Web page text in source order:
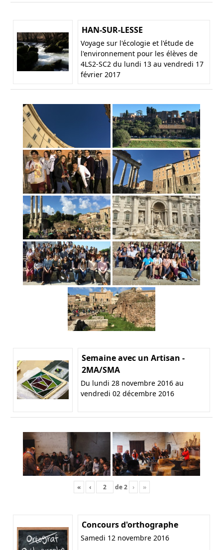
HAN-SUR-LESSE
Voyage sur l'écologie et l'étude de
l'environnement pour les élèves de
4LS2-SC2 du lundi 13 au vendredi 17
février 2017
Semaine avec un Artisan -
2MA/SMA
Du lundi 28 novembre 2016 au
vendredi 02 décembre 2016
« ‹ de2 › »
Concours d'orthographe
Samedi 12 novembre 2016